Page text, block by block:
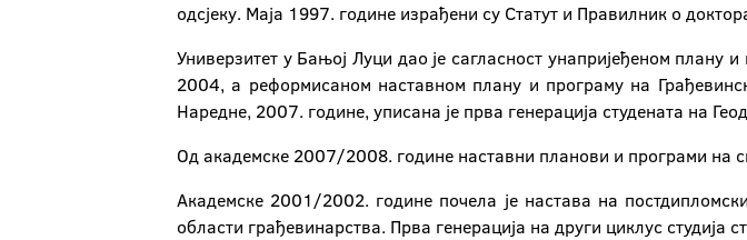
одсјеку. Маја 1997. године израђени су Статут и Правилник о
Универзитет у Бањој Луци дао је сагласност унапријеђеном
2004, а реформисаном наставном плану и програму на
Наредне, 2007. године, уписана је прва генерација студената на
Од академске 2007/2008. године наставни планови и програми на
Академске 2001/2002. године почела је настава на
области грађевинарства. Прва генерација на други циклус студија